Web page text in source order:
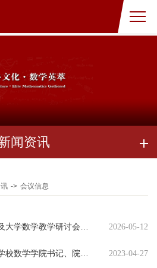
闻资讯
-> 会议信息
2026-05-12
2023-04-27